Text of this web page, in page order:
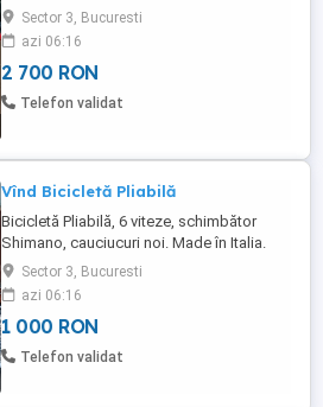
viteze no limit schimbător în butuc cu role
cu Butuc No Vinci, Bicicletă Concept.
Halogen față spate, cu rămînerea
stopurilor aprinse la semafor. Cauciucuri
față spate noi. Șa cu amortizor, frîne
Sector 3, Bucuresti
azi 06:16
2 700 RON
Telefon validat
Vînd Bicicletă Pliabilă
Bicicletă Pliabilă, 6 viteze, schimbător
Shimano, cauciucuri noi. Made în Italia.
Sector 3, Bucuresti
azi 06:16
1 000 RON
Telefon validat